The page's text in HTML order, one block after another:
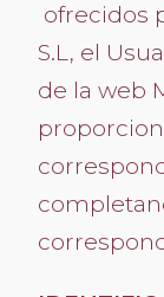
ofrecidos
S.L, el
de la web